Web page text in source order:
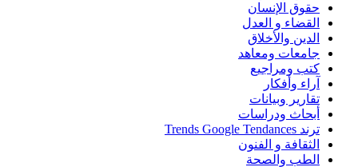
حقوق الإنسان
القضاء و العدل
الدين والأخلاق
جامعات ومعاهد
كتب ومراجيع
آراء وأفكار
تقارير وبيانات
أبحاث ودراسات
ترند Trends Google Tendances
الثقافة و الفنون
الطب والصحة